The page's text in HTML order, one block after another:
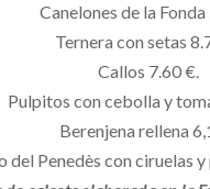
Canelones de la
Ternera con setas
Callos 7.60 €.
Pulpitos con cebolla y
Berenjena rellena
del Penedès con ciruelas